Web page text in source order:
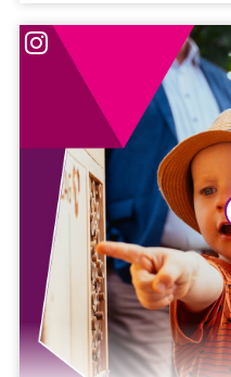
Leben erweckt.
🐝 In den letzten
Einsendungen zu
summt’s“ von
erreicht. Wir sind
großartigen
begeistert sind,
Gewinner ausgelost.
🤩 Vielen Dank an
mitgemacht haben!
online unter:
#Biene#Insektenhotel
#Kindergarten